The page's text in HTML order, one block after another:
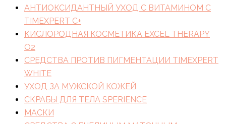
АНТИОКСИДАНТНЫЙ УХОД С ВИТАМИНОМ C
TIMEXPERT C+
КИСЛОРОДНАЯ КОСМЕТИКА EXCEL THERAPY
O2
СРЕДСТВА ПРОТИВ ПИГМЕНТАЦИИ TIMEXPERT
WHITE
УХОД ЗА МУЖСКОЙ КОЖЕЙ
СКРАБЫ ДЛЯ ТЕЛА SPERIENCE
МАСКИ